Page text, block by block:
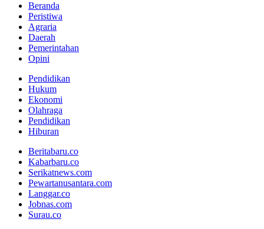
Beranda
Peristiwa
Agraria
Daerah
Pemerintahan
Opini
Pendidikan
Hukum
Ekonomi
Olahraga
Pendidikan
Hiburan
Beritabaru.co
Kabarbaru.co
Serikatnews.com
Pewartanusantara.com
Langgar.co
Jobnas.com
Surau.co